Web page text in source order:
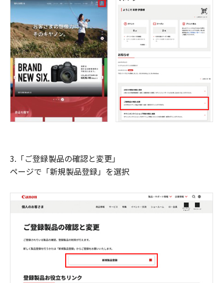
3.「ご登録製品の確認と変更」
ページで「新規製品登録」を選択